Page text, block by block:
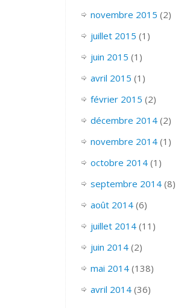
novembre 2015 (2)
juillet 2015 (1)
juin 2015 (1)
avril 2015 (1)
février 2015 (2)
décembre 2014(2)
novembre 2014(1)
octobre 2014(1)
septembre 2014(8)
août 2014(6)
juillet 2014(11)
juin 2014(2)
mai 2014(138)
avril 2014(36)